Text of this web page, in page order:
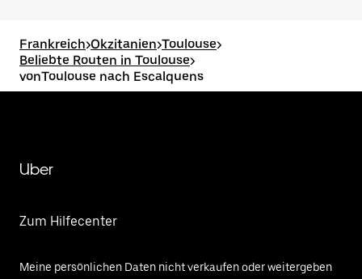
Frankreich>Okzitanien>Toulouse>
Beliebte Routen in Toulouse>
vonToulouse nach Escalquens
Uber
Zum Hilfecenter
Meine persönlichen Daten nicht verkaufen oder weitergeben